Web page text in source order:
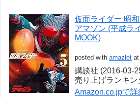
仮面ライダー 昭
アマゾン (平成ラ
MOOK)
posted withamazlet
講談社 (2016-03-
売り上げランキン
Amazon.co.jpで詳